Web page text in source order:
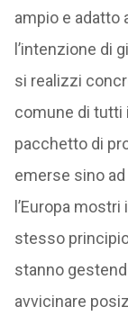
ampio e adatto
l’intenzione di
si realizzi
comune di tutti
pacchetto di
emerse sino
l’Europa
stesso
stanno
avvicinare